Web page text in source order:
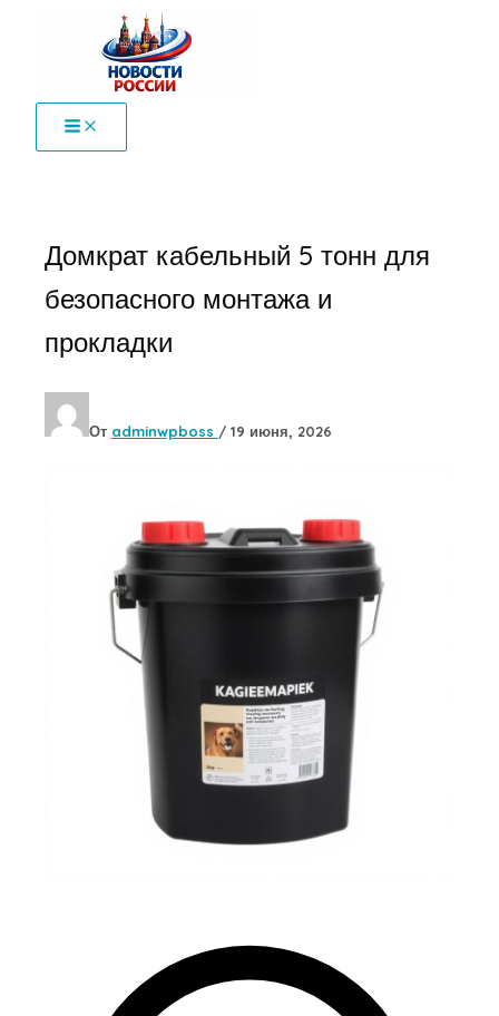
содержимому
Домкрат кабельный 5 тонн для
безопасного монтажа и
прокладки
От adminwpboss / 19 июня, 2026